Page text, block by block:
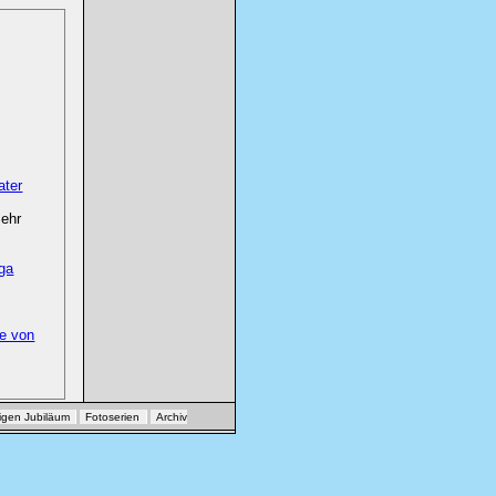
von
Jubiläum Fotoserien Archiv